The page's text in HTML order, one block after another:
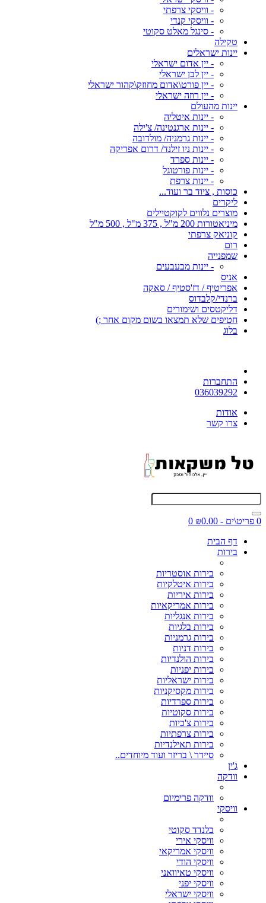
- וויסקי צרפתי
- וויסקי קנדי
- סינגל מאלט סקוטי
טקילה
יינות ישראלים
- יין אדום ישראלי
- יין לבן ישראלי
- יין פורט\אדום מחוזק\קהור ישראלי
- יין רוזה ישראלי
יינות מהעולם
- יינות איטליה
- יינות ארגנטינה/ צ'ילה
- יינות גרמניה/ מולדובה
- יינות ניו זילנד/ דרום אפריקה
- יינות ספרד
- יינות פורטוגל
- יינות צרפת
כוסות , ציוד בר ועוד...
ליקרים
מוצרים נלווים לקוקטיילים
מיניאטורות 200 מ"ל , 375 מ"ל , 500 מ"ל
קוניאק צרפתי
רום
שמפנייה
- יינות מבעבעים
אניס
אפריטיף / דז'סטיף / סאקה
ברנדי/קלבדוס
דליקטסים ושימורים
חטיפים שלא תמצאו בשום מקום אחר ;)
בלוג
התחברות
036039292
אודות
צרו קשר
0 פריט\ים - ₪0.00
0
דף הבית
בירות
בירות אוסטריות
בירות איטלקיות
בירות איריות
בירות אמריקאיות
בירות אנגליות
בירות בלגיות
בירות גרמניות
בירות דניות
בירות הולנדיות
בירות יפניות
בירות ישראליות
בירות מקסיקניות
בירות ספרדיות
בירות סקוטיות
בירות צ'כיות
בירות צרפתיות
בירות תאילנדיות
סיידר \ בריזר ועוד מיוחדים..
ג'ין
וודקה
וודקה פרימיום
וויסקי
בלנדד סקוטי
וויסקי אירי
וויסקי אמריקאי
וויסקי הודי
וויסקי טאיוואני
וויסקי יפני
וויסקי ישראלי